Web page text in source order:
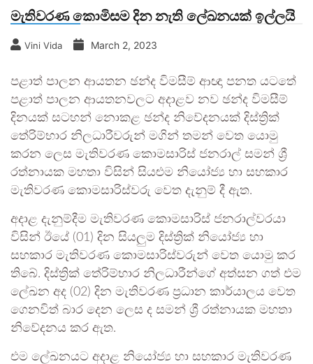
මැතිවරණ කොමිසම දින නැති ලේඛනයක් ඉල්ලයි
Vini Vida March 2, 2023
පළාත් පාලන ආයතන ඡන්ද විමසීම් ආඥා පනත යටතේ
පළාත් පාලන ආයතනවලට අදාළව නව ඡන්ද විමසීම්
දිනයක් සටහන් නොකළ ඡන්ද නිවේදනයක් දිස්ත්‍රික්
තේරිම්භාර නිලධාරීවරුන් මගින් තමන් වෙත යොමු
කරන ලෙස මැතිවරණ කොමසාරිස් ජනරාල් සමන් ශ්‍රී
රත්නායක මහතා විසින් සියළුම නියෝජ්‍ය හා සහකාර
මැතිවරණ කොමසාරිස්වරු වෙත දැනුම් දී ඇත.
අදාළ දැනුම්දීම මැතිවරණ කොමසාරිස් ජනරාල්වරයා
විසින් ඊයේ (01) දින සියලුම දිස්ත්‍රික් නියෝජ්‍ය හා
සහකාර මැතිවරණ කොමසාරිස්වරුන් වෙත යොමු කර
තිබේ. දිස්ත්‍රික් තේරිම්භාර නිලධාරීන්ගේ අත්සන ගත් එම
ලේඛන අද (02) දින මැතිවරණ ප්‍රධාන කාර්යාලය වෙත
ගෙනවිත් බාර දෙන ලෙස ද සමන් ශ්‍රී රත්නායක මහතා
නිවේදනය කර ඇත.
එම ලේඛනයට අදාළ නියෝජ්‍ය හා සහකාර මැතිවරණ